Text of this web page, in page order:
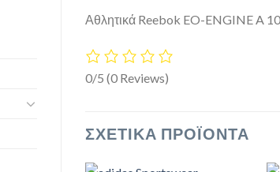
Αθλητικά Reebok EO-ENGINE A
0/5 (0 Reviews)
ΣΧΕΤΙΚΆ ΠΡΟΪΌΝΤΑ